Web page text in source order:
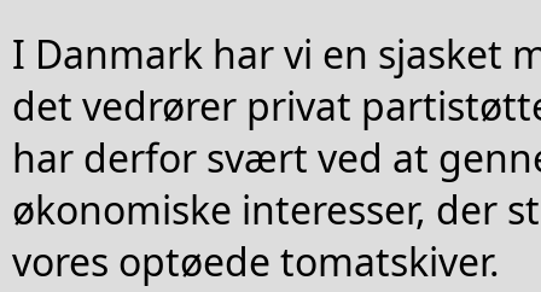
I Danmark har vi en sjasket
det vedrører privat
har derfor svært ved at
økonomiske interesser, der
vores optøede tomatskiver.